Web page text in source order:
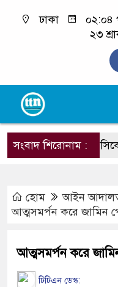
ঢাকা
০২:০৪
২৩
সংবাদ শিরোনাম :
টেকনাফের ওসিকে
হোম
আইন
আত্মসমর্পন করে জামিন
আত্মসমর্পন করে
টিটিএন ডেস্ক: